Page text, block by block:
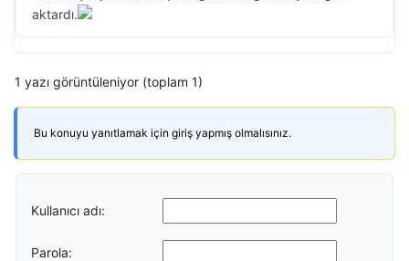
aktardı.
1 yazı görüntüleniyor (toplam 1)
Bu konuyu yanıtlamak için giriş yapmış olmalısınız.
Kullanıcı adı:
Parola: